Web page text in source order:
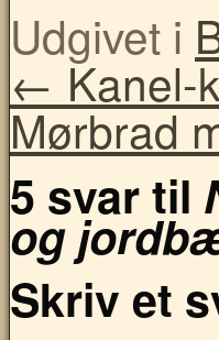
Udgivet i
← Kanel-
Mørbrad
5 svar til
og
Skriv et